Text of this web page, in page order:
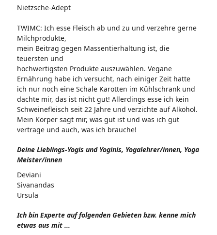
Nietzsche-Adept
TWIMC: Ich esse Fleisch ab und zu und verzehre gerne
Milchprodukte,
mein Beitrag gegen Massentierhaltung ist, die
teuersten und
hochwertigsten Produkte auszuwählen. Vegane
Ernährung habe ich versucht, nach einiger Zeit hatte
ich nur noch eine Schale Karotten im Kühlschrank und
dachte mir, das ist nicht gut! Allerdings esse ich kein
Schweinefleisch seit 22 Jahre und verzichte auf Alkohol.
Mein Körper sagt mir, was gut ist und was ich gut
vertrage und auch, was ich brauche!
Deine Lieblings-Yogis und Yoginis, Yogalehrer/innen, Yoga
Meister/innen
Deviani
Sivanandas
Ursula
Ich bin Experte auf folgenden Gebieten bzw. kenne mich
etwas aus mit ...